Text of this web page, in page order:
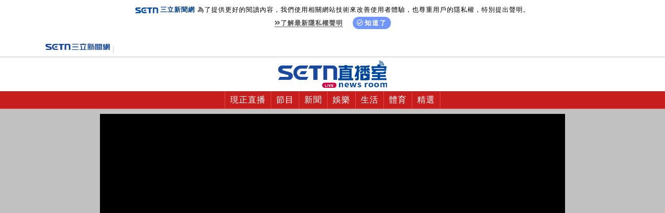
三立新聞網 為了提供更好的閱讀內容，我們使用相關網站技術來改善使用者體驗，也尊重用戶的隱私權，特別提出聲明。
了解最新隱私權聲明
知道了
現正直播 節目 新聞 娛樂 生活 體育 精選